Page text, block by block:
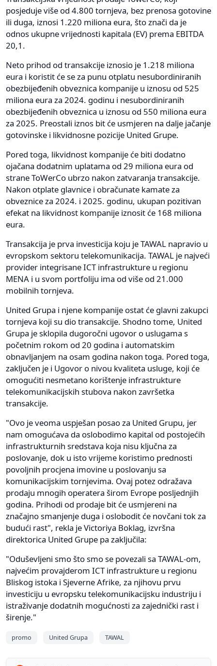
posjeduje više od 4.800 tornjeva, bez prenosa gotovine
ili duga, iznosi 1.220 miliona eura, što znači da je
odnos ukupne vrijednosti kapitala (EV) prema EBITDA
20,1.
Neto prihod od transakcije iznosio je 1.218 miliona
eura i koristit će se za punu otplatu nesubordiniranih
obezbijeđenih obveznica kompanije u iznosu od 525
miliona eura za 2024. godinu i nesubordiniranih
obezbijeđenih obveznica u iznosu od 550 miliona eura
za 2025. Preostali iznos bit će usmjeren na dalje jačanje
gotovinske i likvidnosne pozicije United Grupe.
Pored toga, likvidnost kompanije će biti dodatno
ojačana dodatnim uplatama od 29 miliona eura od
strane ToWerCo ubrzo nakon zatvaranja transakcije.
Nakon otplate glavnice i obračunate kamate za
obveznice za 2024. i 2025. godinu, ukupan pozitivan
efekat na likvidnost kompanije iznosit će 168 miliona
eura.
Transakcija je prva investicija koju je TAWAL napravio u
evropskom sektoru telekomunikacija. TAWAL je najveći
provider integrisane ICT infrastrukture u regionu
MENA i u svom portfoliju ima od više od 21.000
mobilnih tornjeva.
United Grupa i njene kompanije ostat će glavni zakupci
tornjeva koji su dio transakcije. Shodno tome, United
Grupa je sklopila dugoročni ugovor o uslugama s
početnim rokom od 20 godina i automatskim
obnavljanjem na osam godina nakon toga. Pored toga,
zaključen je i Ugovor o nivou kvaliteta usluge, koji će
omogućiti nesmetano korištenje infrastrukture
telekomunikacijskih stubova nakon završetka
transakcije.
"Ovo je veoma uspješan posao za United Grupu, jer
nam omogućava da oslobodimo kapital od postojećih
infrastrukturnih sredstava koja nisu ključna za
poslovanje, dok u isto vrijeme koristimo prednosti
povoljnih procjena imovine u poslovanju sa
komunikacijskim tornjevima. Ovaj potez odražava
prodaju mnogih operatera širom Evrope posljednjih
godina. Prihodi od prodaje bit će usmjereni na
značajno smanjenje duga i oslobodit će novčani tok za
budući rast", rekla je Victoriya Boklag, izvršna
direktorica United Grupe pa zaključila:
"Oduševljeni smo što smo se povezali sa TAWAL-om,
najvećim provajderom ICT infrastrukture u regionu
Bliskog istoka i Sjeverne Afrike, za njihovu prvu
investiciju u evropsku telekomunikacijsku industriju i
istraživanje dodatnih mogućnosti za zajednički rast i
širenje."
promo United Grupa TAWAL